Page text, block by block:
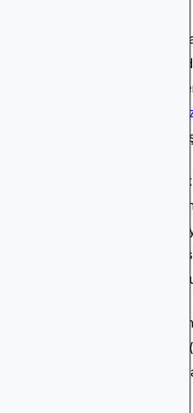
CoinGecko görünürlük
olsa da, jetonunuzu
projenizin erişimini ve
merkeziyetsiz borsaları
Binance, Coinbase ve
yüksek likiditeleri ve
popülerdir. Bu platformlar,
altyapıları nedeniyle
maruz kalma ve güvenlik
Öte yandan, Uniswap,
merkezi olmayan
duymadan doğrudan